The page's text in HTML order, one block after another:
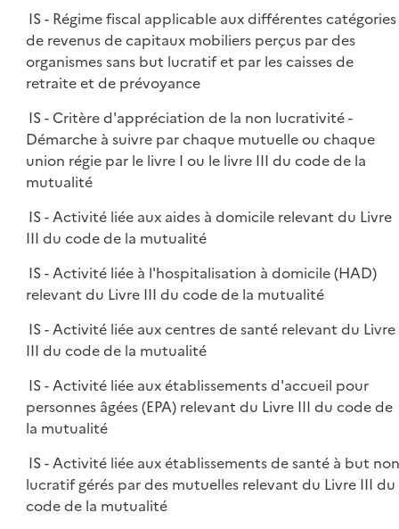
IS - Régime fiscal applicable aux différentes catégories
de revenus de capitaux mobiliers perçus par des
organismes sans but lucratif et par les caisses de
retraite et de prévoyance
IS - Critère d'appréciation de la non lucrativité -
Démarche à suivre par chaque mutuelle ou chaque
union régie par le livre I ou le livre III du code de la
mutualité
IS - Activité liée aux aides à domicile relevant du Livre
III du code de la mutualité
IS - Activité liée à l'hospitalisation à domicile (HAD)
relevant du Livre III du code de la mutualité
IS - Activité liée aux centres de santé relevant du Livre
III du code de la mutualité
IS - Activité liée aux établissements d'accueil pour
personnes âgées (EPA) relevant du Livre III du code de
la mutualité
IS - Activité liée aux établissements de santé à but
lucratif gérés par des mutuelles relevant du Livre III du
code de la mutualité